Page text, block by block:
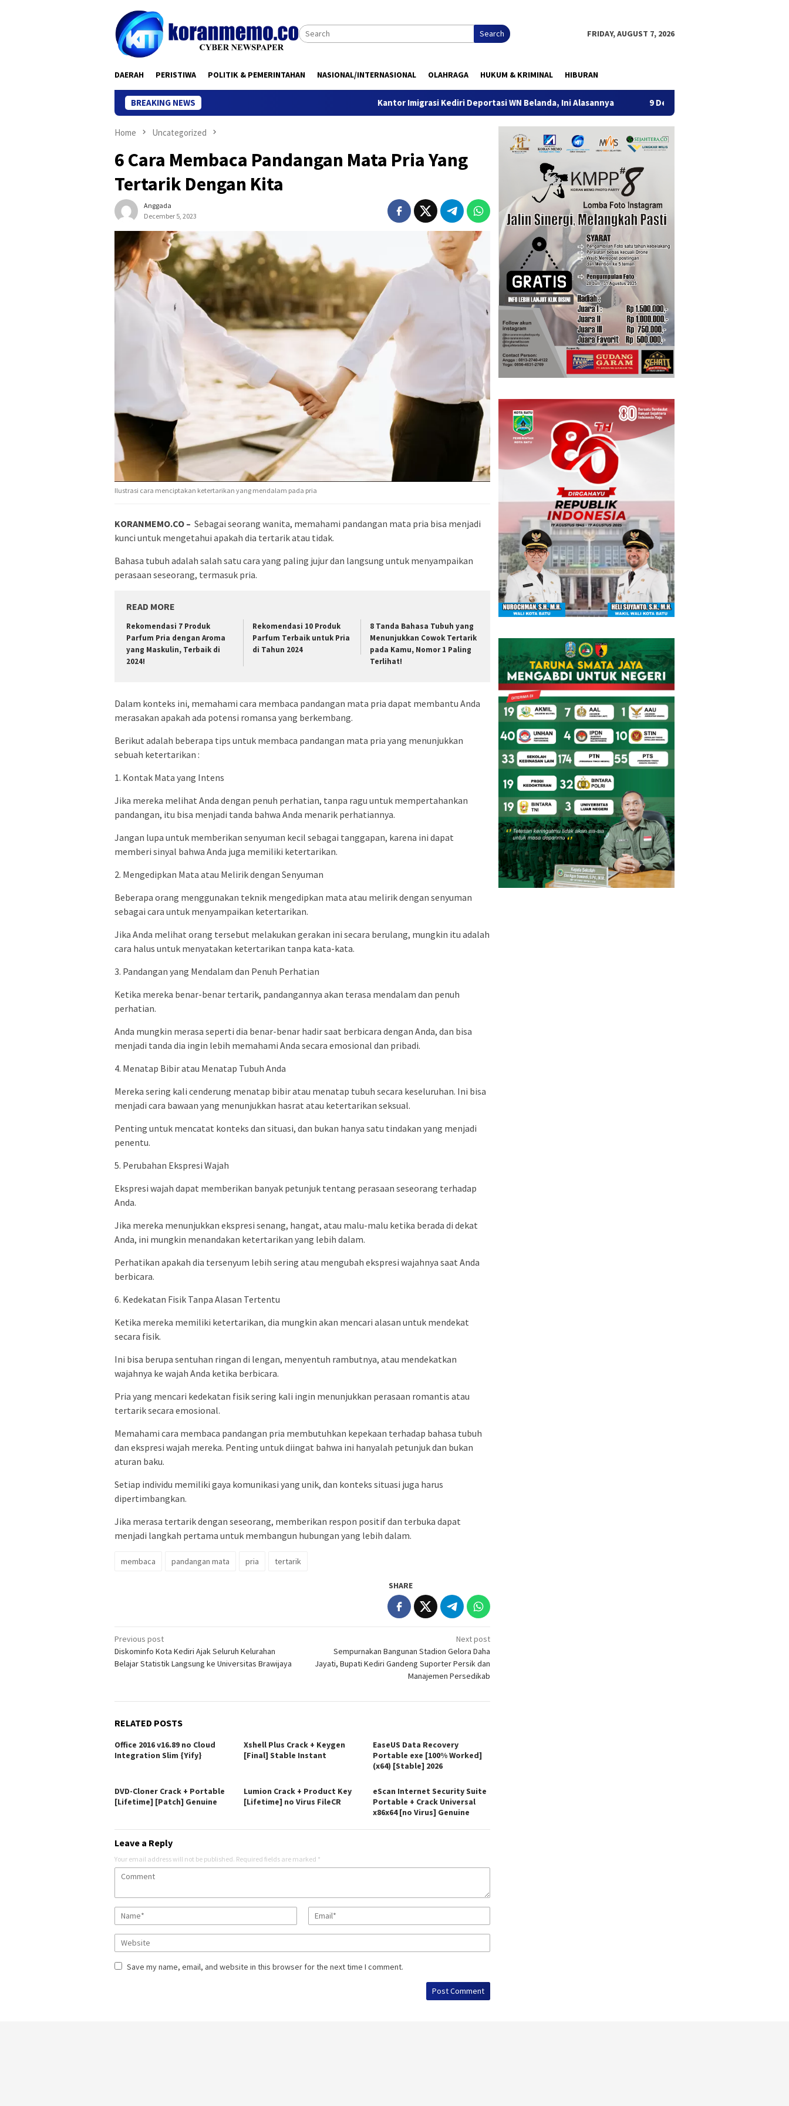
Search FRIDAY, AUGUST 7, 2026
DAERAH PERISTIWA POLITIK & PEMERINTAHAN NASIONAL/INTERNASIONAL OLAHRAGA HUKUM & KRIMINAL HIBURAN
BREAKING NEWS Kantor Imigrasi Kediri Deportasi WN Belanda, Ini Alasannya 9 Desa di 6 Kecamatan Tulungagung Alami
Home Uncategorized
6 Cara Membaca Pandangan Mata Pria Yang
Tertarik Dengan Kita
Anggada
December 5, 2023
Ilustrasi cara menciptakan ketertarikan yang mendalam pada pria
KORANMEMO.CO – Sebagai seorang wanita, memahami pandangan mata pria bisa menjadi
kunci untuk mengetahui apakah dia tertarik atau tidak.
Bahasa tubuh adalah salah satu cara yang paling jujur dan langsung untuk menyampaikan
perasaan seseorang, termasuk pria.
READ MORE
Rekomendasi 7 Produk
Parfum Pria dengan Aroma
yang Maskulin, Terbaik di
2024!
Rekomendasi 10 Produk
Parfum Terbaik untuk Pria
di Tahun 2024
8 Tanda Bahasa Tubuh yang
Menunjukkan Cowok Tertarik
pada Kamu, Nomor 1 Paling
Terlihat!
Dalam konteks ini, memahami cara membaca pandangan mata pria dapat membantu Anda
merasakan apakah ada potensi romansa yang berkembang.
Berikut adalah beberapa tips untuk membaca pandangan mata pria yang menunjukkan
sebuah ketertarikan :
1. Kontak Mata yang Intens
Jika mereka melihat Anda dengan penuh perhatian, tanpa ragu untuk mempertahankan
pandangan, itu bisa menjadi tanda bahwa Anda menarik perhatiannya.
Jangan lupa untuk memberikan senyuman kecil sebagai tanggapan, karena ini dapat
memberi sinyal bahwa Anda juga memiliki ketertarikan.
2. Mengedipkan Mata atau Melirik dengan Senyuman
Beberapa orang menggunakan teknik mengedipkan mata atau melirik dengan senyuman
sebagai cara untuk menyampaikan ketertarikan.
Jika Anda melihat orang tersebut melakukan gerakan ini secara berulang, mungkin itu adalah
cara halus untuk menyatakan ketertarikan tanpa kata-kata.
3. Pandangan yang Mendalam dan Penuh Perhatian
Ketika mereka benar-benar tertarik, pandangannya akan terasa mendalam dan penuh
perhatian.
Anda mungkin merasa seperti dia benar-benar hadir saat berbicara dengan Anda, dan bisa
menjadi tanda dia ingin lebih memahami Anda secara emosional dan pribadi.
4. Menatap Bibir atau Menatap Tubuh Anda
Mereka sering kali cenderung menatap bibir atau menatap tubuh secara keseluruhan. Ini bisa
menjadi cara bawaan yang menunjukkan hasrat atau ketertarikan seksual.
Penting untuk mencatat konteks dan situasi, dan bukan hanya satu tindakan yang menjadi
penentu.
5. Perubahan Ekspresi Wajah
Ekspresi wajah dapat memberikan banyak petunjuk tentang perasaan seseorang terhadap
Anda.
Jika mereka menunjukkan ekspresi senang, hangat, atau malu-malu ketika berada di dekat
Anda, ini mungkin menandakan ketertarikan yang lebih dalam.
Perhatikan apakah dia tersenyum lebih sering atau mengubah ekspresi wajahnya saat Anda
berbicara.
6. Kedekatan Fisik Tanpa Alasan Tertentu
Ketika mereka memiliki ketertarikan, dia mungkin akan mencari alasan untuk mendekat
secara fisik.
Ini bisa berupa sentuhan ringan di lengan, menyentuh rambutnya, atau mendekatkan
wajahnya ke wajah Anda ketika berbicara.
Pria yang mencari kedekatan fisik sering kali ingin menunjukkan perasaan romantis atau
tertarik secara emosional.
Memahami cara membaca pandangan pria membutuhkan kepekaan terhadap bahasa tubuh
dan ekspresi wajah mereka. Penting untuk diingat bahwa ini hanyalah petunjuk dan bukan
aturan baku.
Setiap individu memiliki gaya komunikasi yang unik, dan konteks situasi juga harus
dipertimbangkan.
Jika merasa tertarik dengan seseorang, memberikan respon positif dan terbuka dapat
menjadi langkah pertama untuk membangun hubungan yang lebih dalam.
membaca pandangan mata pria tertarik
SHARE
Post
navigation
Previous post
Diskominfo Kota Kediri Ajak Seluruh Kelurahan
Belajar Statistik Langsung ke Universitas Brawijaya
Next post
Sempurnakan Bangunan Stadion Gelora Daha
Jayati, Bupati Kediri Gandeng Suporter Persik dan
Manajemen Persedikab
RELATED POSTS
Office 2016 v16.89 no Cloud
Integration Slim {Yify}
Xshell Plus Crack + Keygen
[Final] Stable Instant
EaseUS Data Recovery
Portable exe [100% Worked]
(x64) [Stable] 2026
DVD-Cloner Crack + Portable
[Lifetime] [Patch] Genuine
Lumion Crack + Product Key
[Lifetime] no Virus FileCR
eScan Internet Security Suite
Portable + Crack Universal
x86x64 [no Virus] Genuine
Leave a Reply
Your email address will not be published. Required fields are marked *
Save my name, email, and website in this browser for the next time I comment.